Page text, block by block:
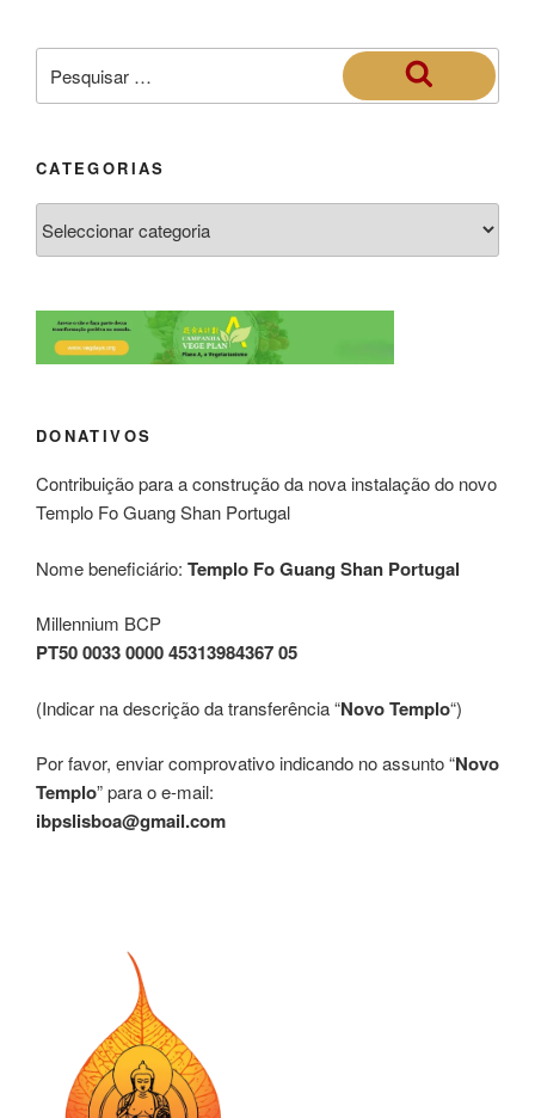
CATEGORIAS
DONATIVOS
Contribuição para a construção da nova instalação do novo
Templo Fo Guang Shan Portugal
Nome beneficiário: Templo Fo Guang Shan Portugal
Millennium BCP
PT50 0033 0000 45313984367 05
(Indicar na descrição da transferência “Novo Templo“)
Por favor, enviar comprovativo indicando no assunto “Novo
Templo” para o e-mail:
ibpslisboa@gmail.com